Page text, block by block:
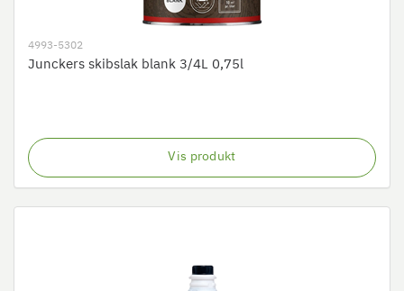
4993-5302
Junckers skibslak blank 3/4L 0,75l
Vis produkt